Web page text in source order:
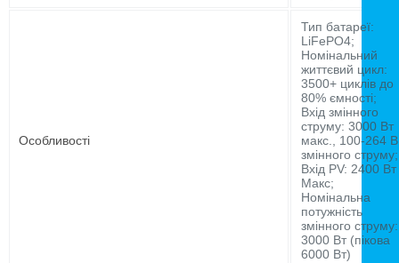
Особливості
Тип батареї:
LiFePO4;
Номінальний
життєвий цикл:
3500+ циклів до
80% ємності;
Вхід змінного
струму: 3000 Вт
макс., 100-264 В
змінного струму;
Вхід PV: 2400 Вт
Макс;
Номінальна
потужність
змінного струму:
3000 Вт (пікова
6000 Вт)